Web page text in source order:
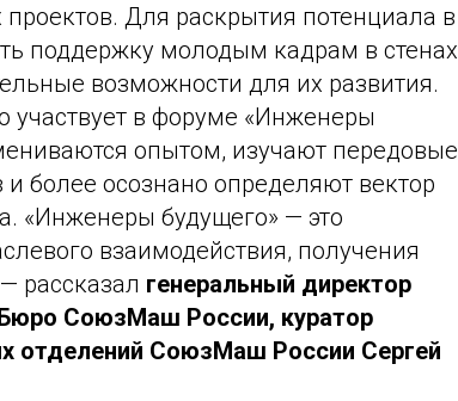
Для раскрытия потенциала в
поддержку молодым кадрам в стенах
возможности для их развития.
в форуме «Инженеры
опытом, изучают передовые
более осознано определяют вектор
«Инженеры будущего» — это
взаимодействия, получения
рассказал генеральный директор
Бюро СоюзМаш России, куратор
отделений СоюзМаш России Сергей